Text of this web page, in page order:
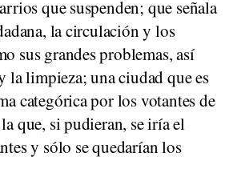
que suspenden; que señala
la circulación y los
sus grandes problemas, así
la limpieza; una ciudad que es
categórica por los votantes de
que, si pudieran, se iría el
y sólo se quedarían los